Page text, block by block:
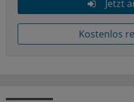
Jetzt
Kostenlos